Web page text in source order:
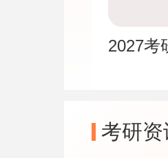
2027考
考研资